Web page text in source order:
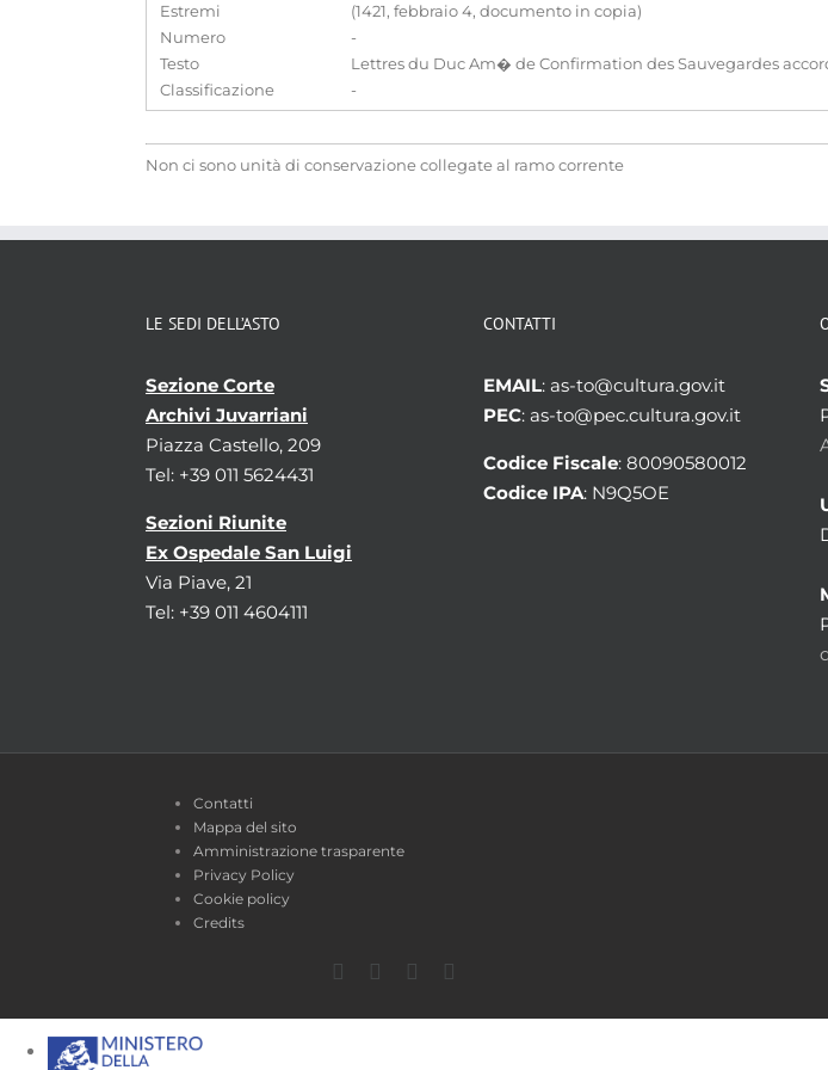
Estremi
(1421, febbraio 4, documento in copia)
Numero
-
Testo
Lettres du Duc Am� de Confirmation des Sauvegardes
Classificazione
-
Non ci sono unità di conservazione collegate al ramo corrente
LE SEDI DELL’ASTO
Sezione Corte
Archivi Juvarriani
Piazza Castello, 209
Tel: +39 011 5624431
Sezioni Riunite
Ex Ospedale San Luigi
Via Piave, 21
Tel: +39 011 4604111
CONTATTI
EMAIL: as-to@cultura.gov.it
PEC: as-to@pec.cultura.gov.it
Codice Fiscale: 80090580012
Codice IPA: N9Q5OE
Contatti
Mappa del sito
Amministrazione trasparente
Privacy Policy
Cookie policy
Credits
Facebook
TwitterYouTube